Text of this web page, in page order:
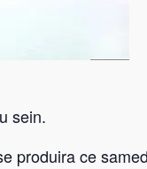
sein.
produira ce